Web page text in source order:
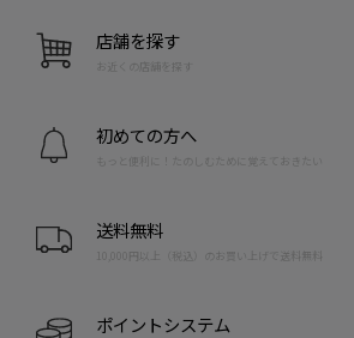
店舗を探す
お近くの店舗を探す
初めての方へ
もっと便利に！たのしむために覚えておきたい
送料無料
10,000円以上（税込）のお買い上げで送料無料
ポイントシステム